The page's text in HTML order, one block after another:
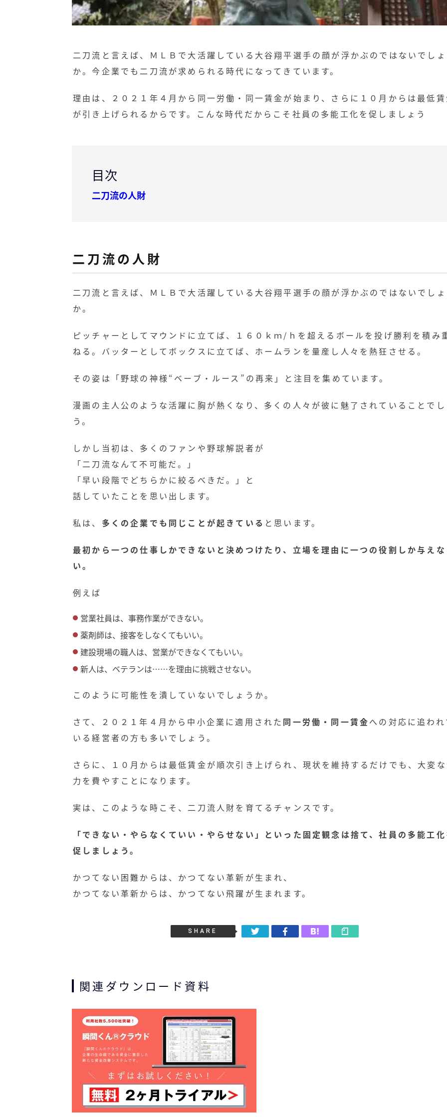
二刀流と言えば、ＭＬＢで大活躍している大谷翔平選手の顔が浮かぶのではないでしょ
か。今企業でも二刀流が求められる時代になってきています。
理由は、２０２１年４月から同一労働・同一賃金が始まり、さらに１０月からは最低賃
が引き上げられるからです。こんな時代だからこそ社員の多能工化を促しましょう
目次
二刀流の人財
二刀流の人財
二刀流と言えば、ＭＬＢで大活躍している大谷翔平選手の顔が浮かぶのではないでしょ
か。
ピッチャーとしてマウンドに立てば、１６０ｋｍ/ｈを超えるボールを投げ勝利を積み
ねる。バッターとしてボックスに立てば、ホームランを量産し人々を熱狂させる。
その姿は「野球の神様“ベーブ・ルース”の再来」と注目を集めています。
漫画の主人公のような活躍に胸が熱くなり、多くの人々が彼に魅了されていることでし
う。
しかし当初は、多くのファンや野球解説者が
「二刀流なんて不可能だ。」
「早い段階でどちらかに絞るべきだ。」と
話していたことを思い出します。
私は、 多くの企業でも同じことが起きている と思います。
最初から一つの仕事しかできないと決めつけたり、 立場を理由に一つの役割しか与えな
い。
例えば
営業社員は、事務作業ができない。
薬剤師は、接客をしなくてもいい。
建設現場の職人は、営業ができなくてもいい。
新人は、ベテランは……を理由に挑戦させない。
このように可能性を潰していないでしょうか。
さて、２０２１年４月から中小企業に適用された 同一労働・同一賃金への対応に追われ
いる経営者の方も多いでしょう。
さらに、１０月からは最低賃金が順次引き上げられ、現状を維持するだけでも、大変な
力を費やすことになります。
実は、このような時こそ、二刀流人財を育てるチャンスです。
「できない・やらなくていい・やらせない」といった固定観念は捨て、社員の多能工化
促しましょう。
かつてない困難からは、かつてない革新が生まれ、
かつてない革新からは、かつてない飛躍が生まれます。
SHARE
関連ダウンロード資料